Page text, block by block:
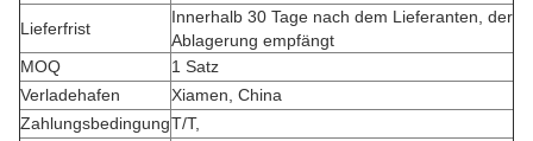
Lieferfrist
Innerhalb 30 Tage nach dem Lieferanten, der
Ablagerung empfängt
MOQ
1 Satz
Verladehafen
Xiamen, China
ZahlungsbedingungT/T,